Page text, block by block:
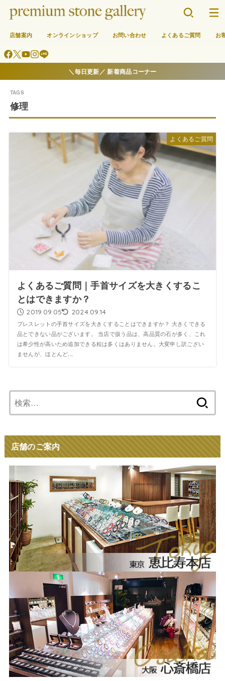
店舗案内 オンラインショップ お問い合わせ よくあるご質問 お
＼毎日更新／ 新着商品コーナー
修理
よくあるご質問
よくあるご質問｜手首サイズを大きくするこ
とはできますか？
2019.09.05 2024.09.14
ブレスレットの手首サイズを大きくすることはできますか？ 大きくできる
品とできない品がございます。 当店で扱う品は、高品質の石が多く、これ
は希少性が高いため追加できる粒は多くはありません。大変申し訳ござい
ませんが、ほとんど...
索:
店舗のご案内